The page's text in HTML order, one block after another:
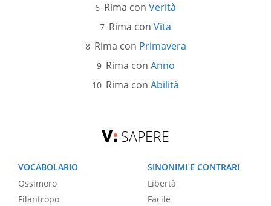
Rima con Verità
Rima con Vita
Rima con Primavera
Rima con Anno
Rima con Abilità
SAPERE
VOCABOLARIO
Ossimoro
Filantropo
SINONIMI E CONTRARI
Libertà
Facile